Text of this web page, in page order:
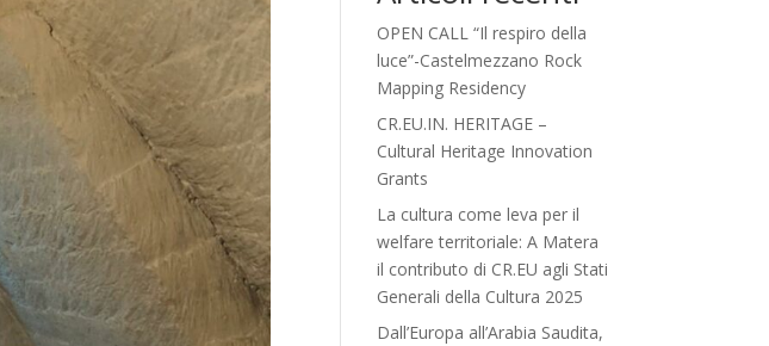
OPEN CALL “Il respiro della
luce”-Castelmezzano Rock
Mapping Residency
CR.EU.IN. HERITAGE –
Cultural Heritage Innovation
Grants
La cultura come leva per il
welfare territoriale: A Matera
il contributo di CR.EU agli Stati
Generali della Cultura 2025
Dall’Europa all’Arabia Saudita,